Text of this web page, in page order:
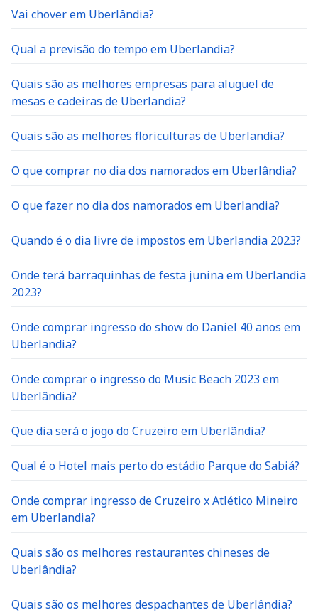
Vai chover em Uberlândia?
Qual a previsão do tempo em Uberlandia?
Quais são as melhores empresas para aluguel de
mesas e cadeiras de Uberlandia?
Quais são as melhores floriculturas de Uberlandia?
O que comprar no dia dos namorados em Uberlândia?
O que fazer no dia dos namorados em Uberlandia?
Quando é o dia livre de impostos em Uberlandia 2023?
Onde terá barraquinhas de festa junina em Uberlandia
2023?
Onde comprar ingresso do show do Daniel 40 anos em
Uberlandia?
Onde comprar o ingresso do Music Beach 2023 em
Uberlândia?
Que dia será o jogo do Cruzeiro em Uberlãndia?
Qual é o Hotel mais perto do estádio Parque do Sabiá?
Onde comprar ingresso de Cruzeiro x Atlético Mineiro
em Uberlandia?
Quais são os melhores restaurantes chineses de
Uberlândia?
Quais são os melhores despachantes de Uberlândia?